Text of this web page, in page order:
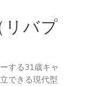
バプ
する31歳キャ
できる現代型